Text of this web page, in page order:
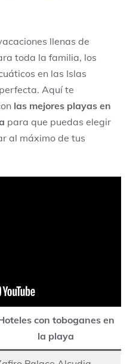
llenas de
toda la familia, los
en las Islas
Aquí te
las mejores playas en
para que puedas elegir
al máximo de tus
con toboganes en
la playa